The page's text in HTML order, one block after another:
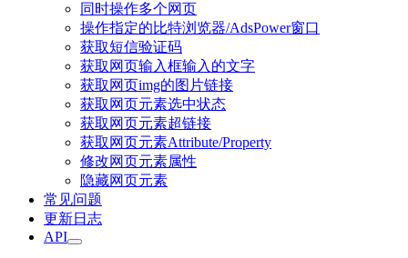
同时操作多个网页
操作指定的比特浏览器/AdsPower窗口
获取短信验证码
获取网页输入框输入的文字
获取网页img的图片链接
获取网页元素选中状态
获取网页元素超链接
获取网页元素Attribute/Property
修改网页元素属性
隐藏网页元素
常见问题
更新日志
API